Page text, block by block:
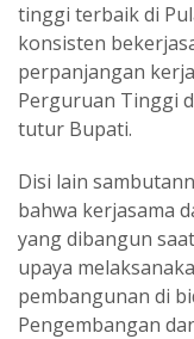
tinggi terbaik di
konsisten
perpanjangan
Perguruan Tinggi
tutur Bupati.
Disi lain
bahwa kerjasama
yang dibangun
upaya
pembangunan di
Pengembangan